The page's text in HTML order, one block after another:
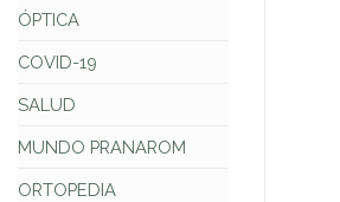
ÓPTICA
COVID-19
SALUD
MUNDO PRANAROM
ORTOPEDIA